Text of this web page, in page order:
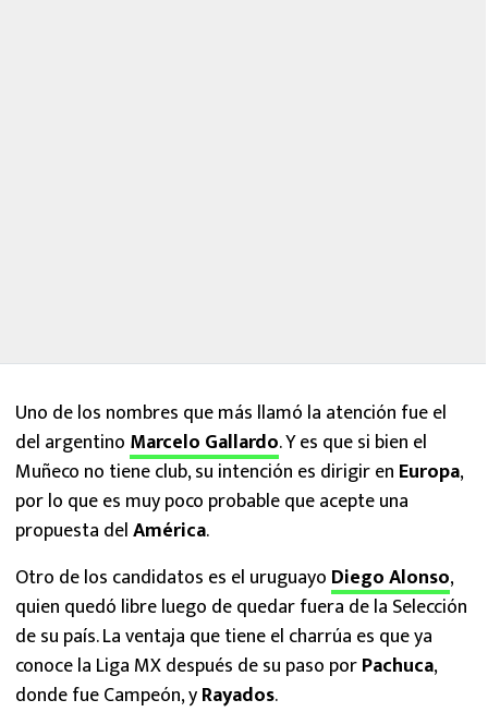
Uno de los nombres que más llamó la atención fue el
del argentino Marcelo Gallardo. Y es que si bien el
Muñeco no tiene club, su intención es dirigir en Europa,
por lo que es muy poco probable que acepte una
propuesta delAmérica.
Otro de los candidatos es el uruguayo Diego Alonso,
quien quedó libre luego de quedar fuera de la Selección
de su país. La ventaja que tiene el charrúa es que ya
conoce la Liga MX después de su paso porPachuca,
donde fue Campeón, yRayados.